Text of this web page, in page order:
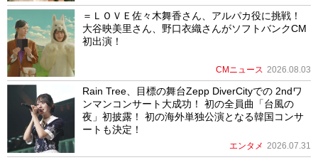
＝ＬＯＶＥ佐々木舞香さん、アルパカ役に挑戦！
大谷映美里さん、野口衣織さんがソフトバンクCM
初出演！
CMニュース 2026.08.03
Rain Tree、目標の舞台Zepp DiverCityでの 2ndワ
ンマンコンサート大成功！ 初の全員曲「台風の
夜」初披露！ 初の海外単独公演となる韓国コンサ
ートも決定！
エンタメ 2026.07.31